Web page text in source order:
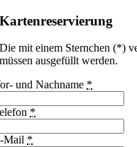
Kartenreservierung
Die mit einem Sternchen (*)
müssen ausgefüllt werden.
und Nachname *
*
Mail *